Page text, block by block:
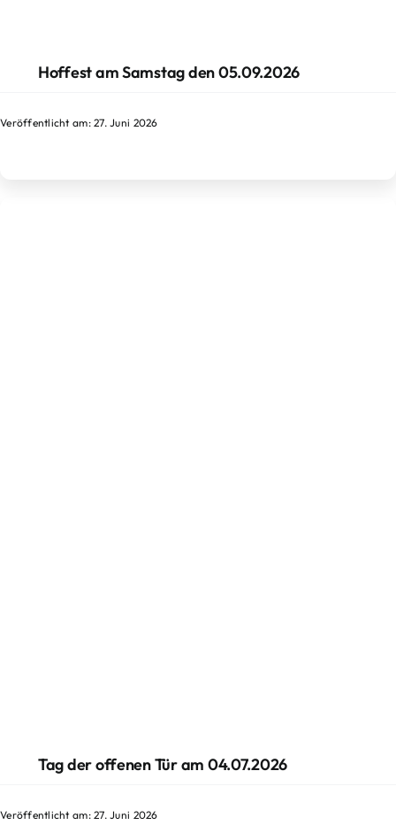
Hoffest am Samstag den 05.09.2026
Veröffentlicht am: 27. Juni 2026
Tag der offenen Tür am 04.07.2026
Veröffentlicht am: 27. Juni 2026